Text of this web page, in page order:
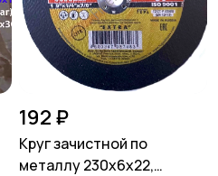
192 ₽
Круг зачистной по
металлу 230х6х22,